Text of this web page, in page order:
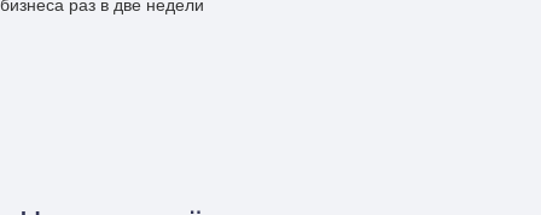
бизнеса раз в две недели